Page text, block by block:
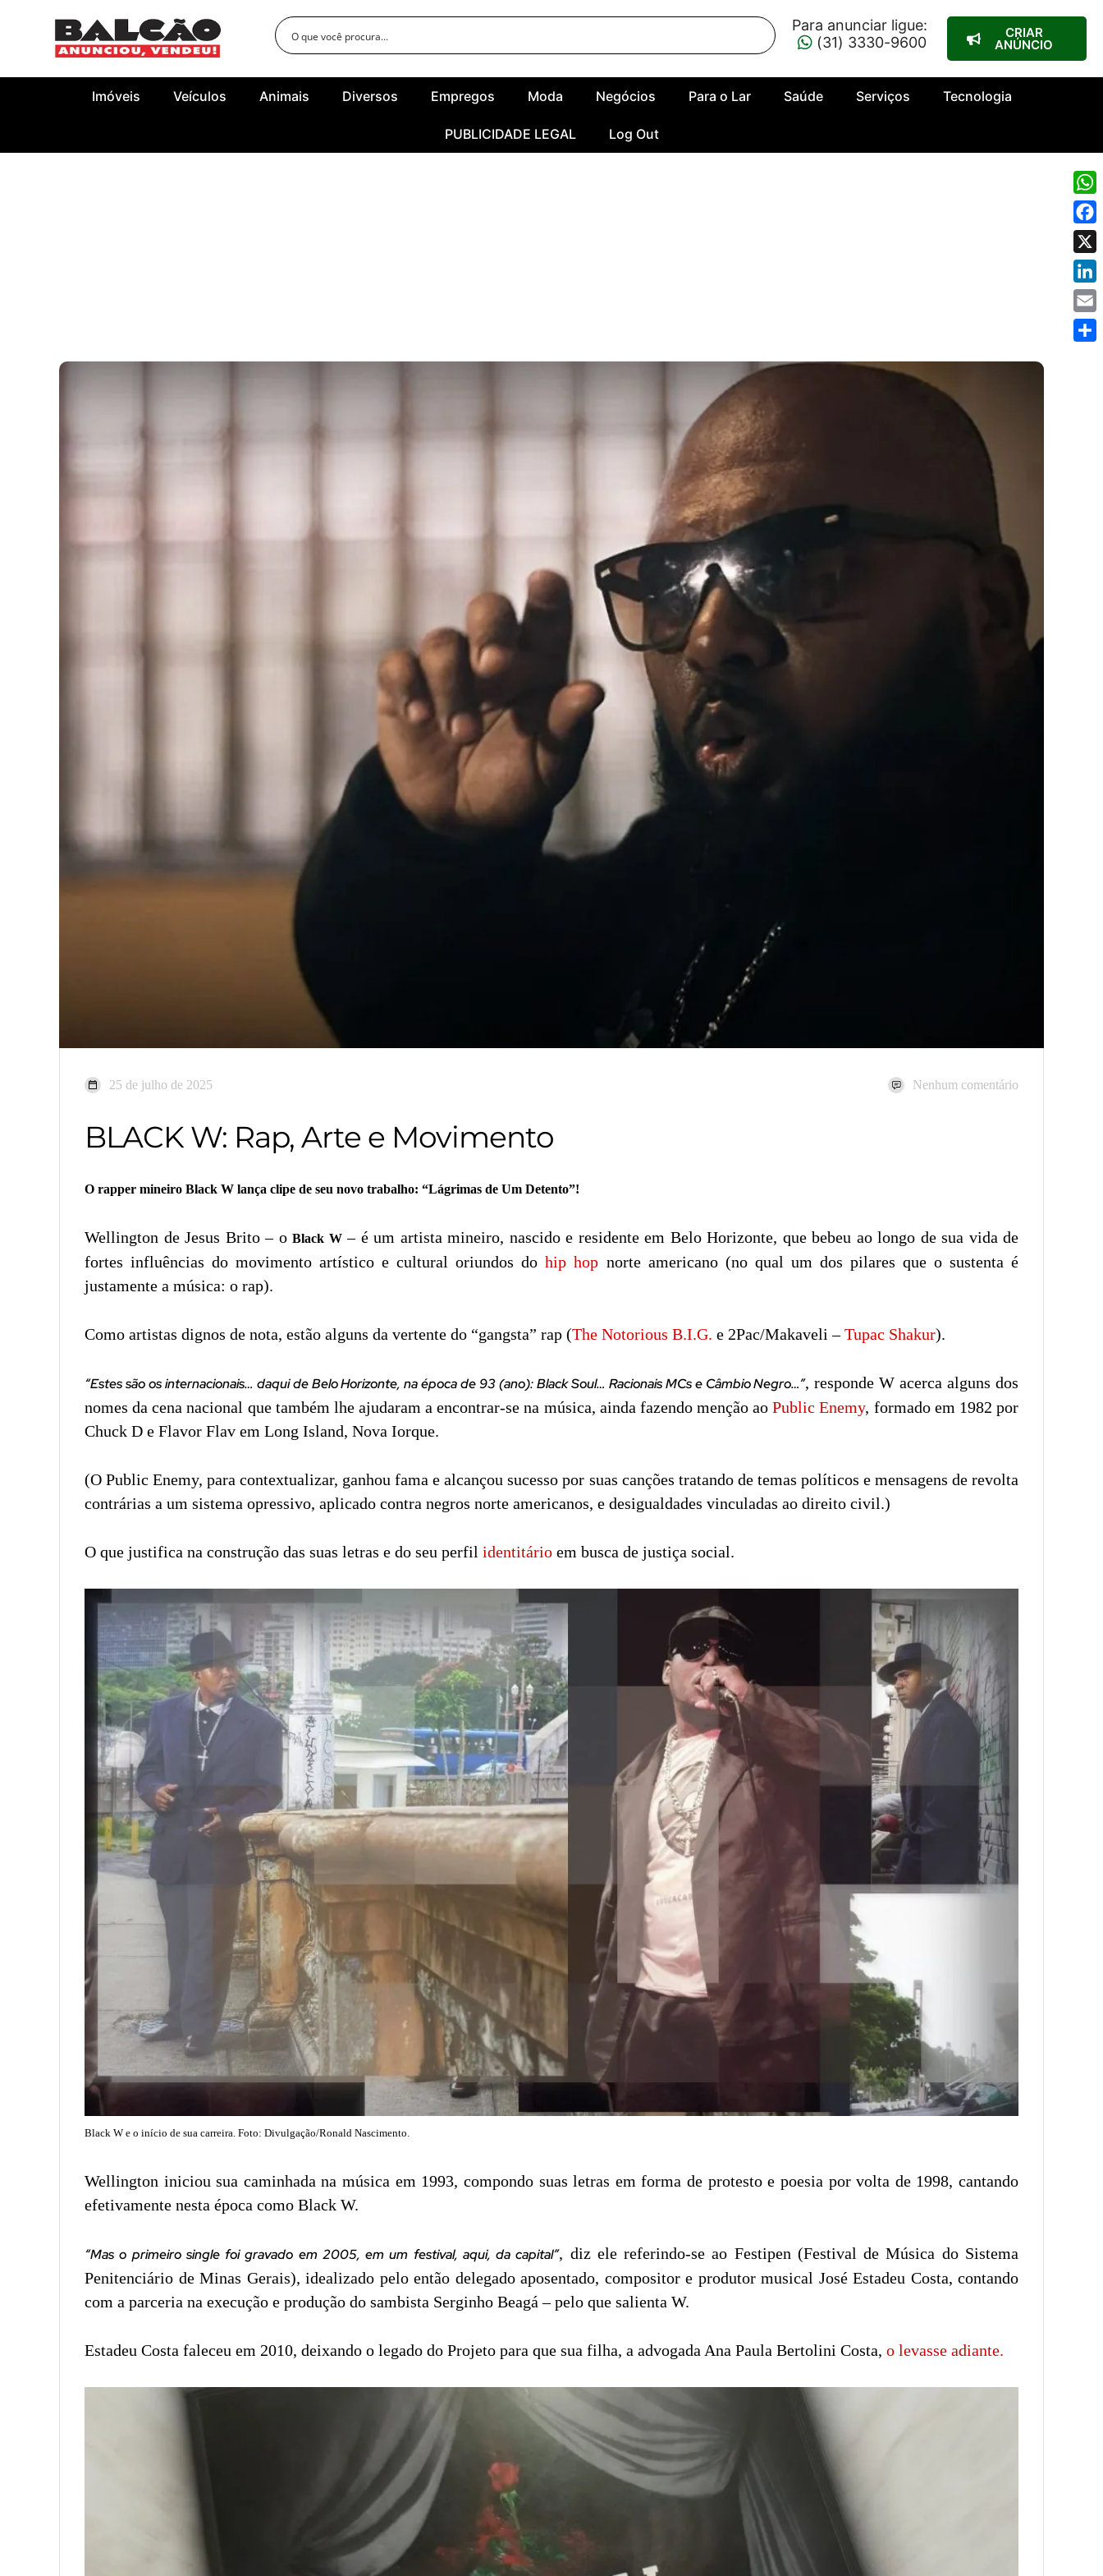
Para anunciar ligue:
(31) 3330-9600
CRIAR
ANÚNCIO
Imóveis Veículos Animais Diversos Empregos Moda Negócios Para o Lar Saúde Serviços Tecnologia
PUBLICIDADE LEGAL Log Out
25 de julho de 2025 Nenhum comentário
BLACK W: Rap, Arte e Movimento
O rapper mineiro Black W lança clipe de seu novo trabalho: “Lágrimas de Um Detento”!
Wellington de Jesus Brito – o Black W– é um artista mineiro, nascido e residente em Belo Horizonte, que bebeu ao longo de sua vida de
fortes influências do movimento artístico e cultural oriundos dohip hop norte americano (no qual um dos pilares que o sustenta é
justamente a música: o rap).
Como artistas dignos de nota, estão alguns da vertente do “gangsta” rap (The Notorious B.I.G. e 2Pac/Makaveli –Tupac Shakur).
“Estes são os internacionais… daqui de Belo Horizonte, na época de 93 (ano): Black Soul… Racionais MCs e Câmbio Negro…”, responde W acerca alguns dos
nomes da cena nacional que também lhe ajudaram a encontrar-se na música, ainda fazendo menção aoPublic Enemy, formado em 1982 por
Chuck D e Flavor Flav em Long Island, Nova Iorque.
(O Public Enemy, para contextualizar, ganhou fama e alcançou sucesso por suas canções tratando de temas políticos e mensagens de revolta
contrárias a um sistema opressivo, aplicado contra negros norte americanos, e desigualdades vinculadas ao direito civil.)
O que justifica na construção das suas letras e do seu perfil identitário em busca de justiça social.
Black W e o início de sua carreira. Foto: Divulgação/Ronald Nascimento.
Wellington iniciou sua caminhada na música em 1993, compondo suas letras em forma de protesto e poesia por volta de 1998, cantando
efetivamente nesta época como Black W.
“Mas o primeiro single foi gravado em 2005, em um festival, aqui, da capital”, diz ele referindo-se ao Festipen (Festival de Música do Sistema
Penitenciário de Minas Gerais), idealizado pelo então delegado aposentado, compositor e produtor musical José Estadeu Costa, contando
com a parceria na execução e produção do sambista Serginho Beagá – pelo que salienta W.
Estadeu Costa faleceu em 2010, deixando o legado do Projeto para que sua filha, a advogada Ana Paula Bertolini Costa, o levasse adiante.
X